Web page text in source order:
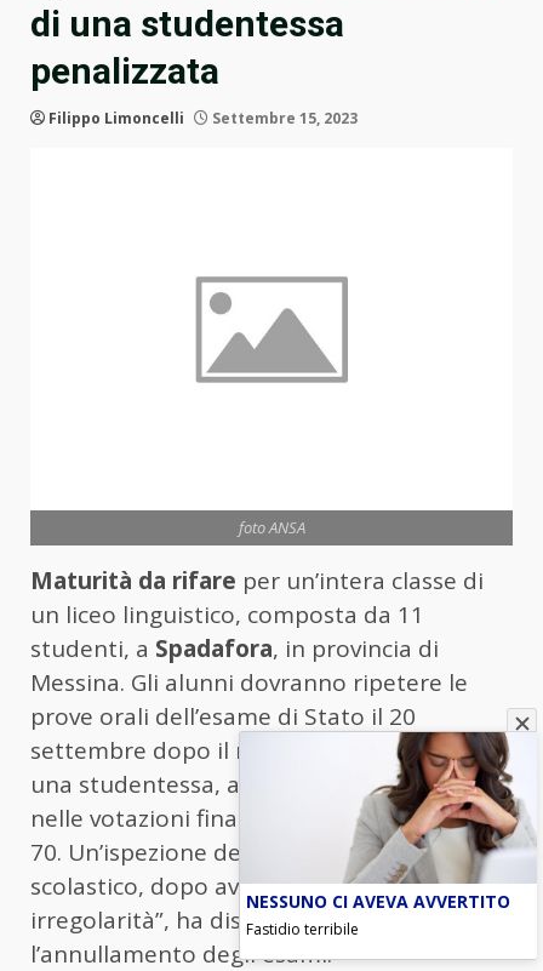
di una studentessa
penalizzata
Filippo Limoncelli Settembre 15, 2023
foto ANSA
Maturità da rifare per un’intera classe di
un liceo linguistico, composta da 11
studenti, a Spadafora, in provincia di
Messina. Gli alunni dovranno ripetere le
prove orali dell’esame di Stato il 20
settembre dopo il ricorso presentata da
una studentessa, a suo dire penalizzata
nelle votazioni finali avendo preso meno di
70. Un’ispezione dell’Ufficio regionale
scolastico, dopo aver rilevato “significative
irregolarità”, ha disposto così
l’annullamento degli esami.
NESSUNO CI AVEVA AVVERTITO
Fastidio terribile